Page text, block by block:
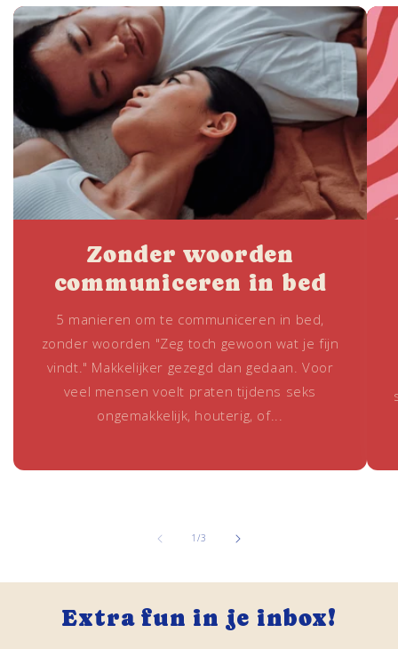
Zonder woorden
communiceren in bed
5 manieren om te communiceren in bed,
zonder woorden "Zeg toch gewoon wat je fijn
vindt." Makkelijker gezegd dan gedaan. Voor
veel mensen voelt praten tijdens seks
ongemakkelijk, houterig, of...
1/van
3
Extra fun in je inbox!